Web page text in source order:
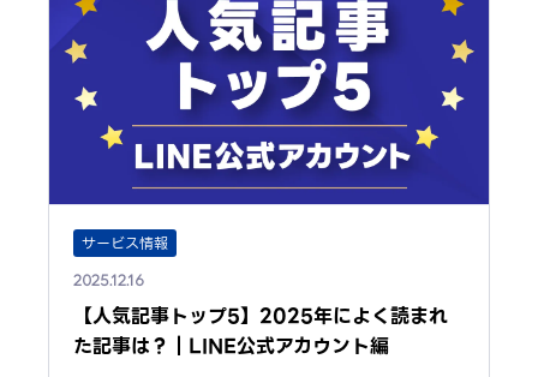
サービス情報
2025.12.16
【人気記事トップ5】2025年によく読まれ
た記事は？｜LINE公式アカウント編